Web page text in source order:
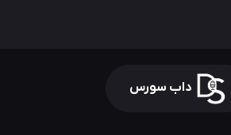
داب سورس